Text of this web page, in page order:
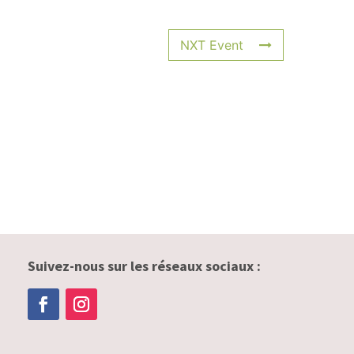
NXT Event
Suivez-nous sur les réseaux sociaux :